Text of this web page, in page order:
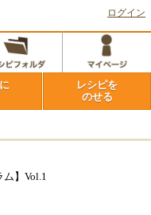
ログイン
レシピを
のせる
ム】Vol.1